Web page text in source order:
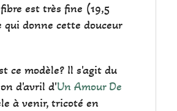
est très fine (19,5
qui donne cette douceur
ce modèle? Il s'agit du
d'avril d'Un Amour De
à venir, tricoté en